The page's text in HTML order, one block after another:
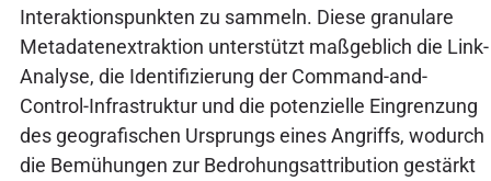
Interaktionspunkten zu sammeln. Diese granulare
Metadatenextraktion unterstützt maßgeblich die Link-
Analyse, die Identifizierung der Command-and-
Control-Infrastruktur und die potenzielle Eingrenzung
des geografischen Ursprungs eines Angriffs, wodurch
die Bemühungen zur Bedrohungsattribution gestärkt